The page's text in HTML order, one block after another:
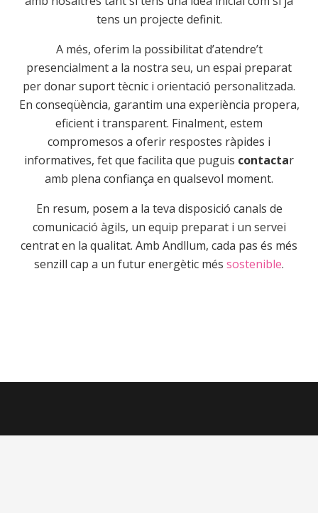
tens un projecte definit.
A més, oferim la possibilitat d’atendre’t
presencialment a la nostra seu, un espai preparat
per donar suport tècnic i orientació personalitzada.
En conseqüència, garantim una experiència propera,
eficient i transparent. Finalment, estem
compromesos a oferir respostes ràpides i
informatives, fet que facilita que puguis contactar
amb plena confiança en qualsevol moment.
En resum, posem a la teva disposició canals de
comunicació àgils, un equip preparat i un servei
centrat en la qualitat. Amb Andllum, cada pas és més
senzill cap a un futur energètic més sostenible.